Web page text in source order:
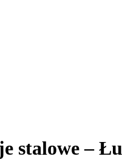
stalowe –